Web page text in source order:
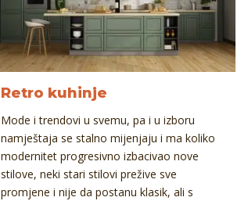
Retro kuhinje
Mode i trendovi u svemu, pa i u izboru
namještaja se stalno mijenjaju i ma koliko
modernitet progresivno izbacivao nove
stilove, neki stari stilovi prežive sve
promjene i nije da postanu klasik, ali s